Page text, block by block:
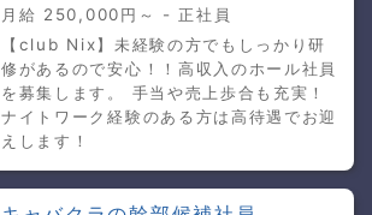
月給 250,000円～ - 正社員
【club Nix】未経験の方でもしっかり研
修があるので安心！！高収入のホール社員
を募集します。 手当や売上歩合も充実！
ナイトワーク経験のある方は高待遇でお迎
えします！